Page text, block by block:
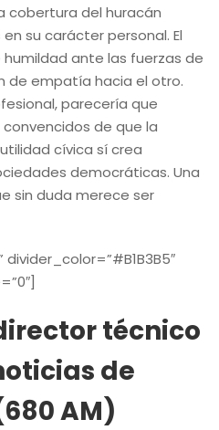
cobertura del huracán
su carácter personal. El
ante las fuerzas de
de empatía hacia el otro.
parecería que
de que la
cívica sí crea
democráticas. Una
sin duda merece ser
técnico
de
AM)